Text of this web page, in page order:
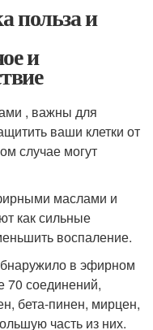
польза и
и
, важны для
ваши клетки от
случае могут
маслами и
как сильные
воспаление.
в эфирном
70 соединений,
бета-пинен, мирцен,
часть из них.